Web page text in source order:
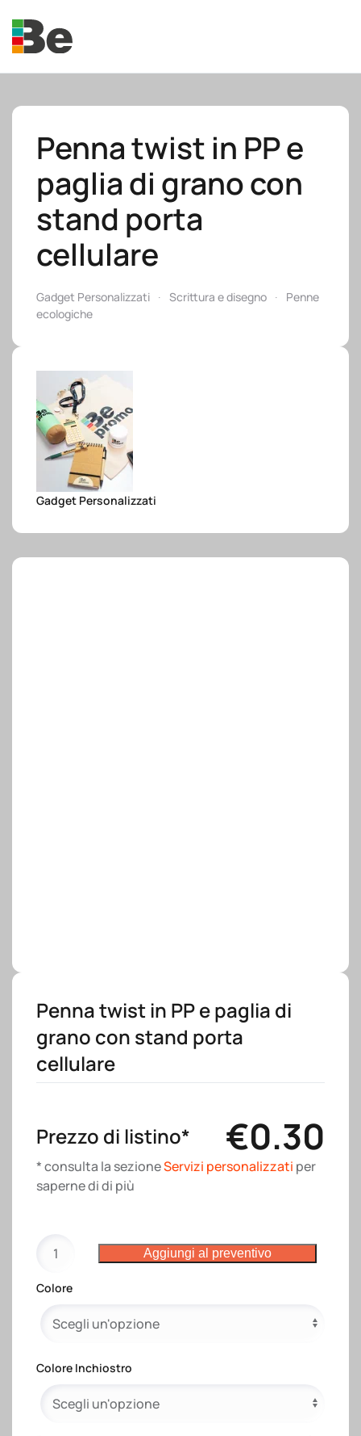
Skip to main content
Penna twist in PP e
paglia di grano con
stand porta
cellulare
Gadget Personalizzati Scrittura e disegno
Penne
ecologiche
Gadget Personalizzati
Penna twist in PP e paglia di
grano con stand porta
cellulare
Prezzo di listino* €0.30
* consulta la sezioneServizi personalizzati per
saperne di di più
twist
in
di
grano
con
Aggiungi al preventivo
Colore
Colore Inchiostro